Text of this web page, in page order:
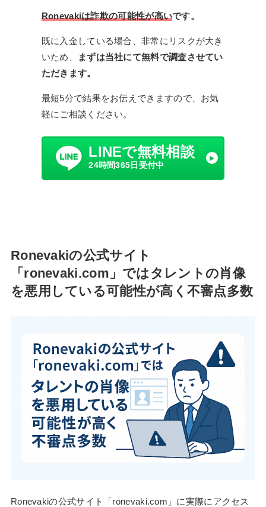
Ronevakiは詐欺の可能性が高いです。
既に入金している場合、非常にリスクが大き
いため、
まずは当社にて無料で調査させてい
ただきます。
最短5分で結果をお伝えできますので、お気
軽にご相談ください。
LINEで無料相談
24時間365日受付中
Ronevakiの公式サイト
「ronevaki.com」ではタレントの肖像
を悪用している可能性が高く不審点多数
Ronevakiの公式サイト「ronevaki.com」に実際にアクセス